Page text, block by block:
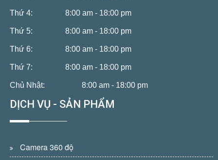
Thứ 4: 8:00 am - 18:00 pm
Thứ 5: 8:00 am - 18:00 pm
Thứ 6: 8:00 am - 18:00 pm
Thứ 7: 8:00 am - 18:00 pm
Chủ Nhật: 8:00 am - 18:00 pm
DỊCH VỤ - SẢN PHẨM
Camera 360 độ